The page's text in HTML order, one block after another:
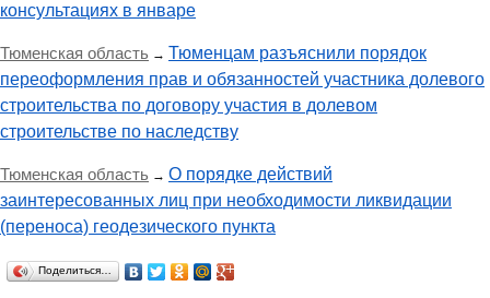
консультациях в январе
Тюменская область → Тюменцам разъяснили порядок
переоформления прав и обязанностей участника долевого
строительства по договору участия в долевом
строительстве по наследству
Тюменская область → О порядке действий
заинтересованных лиц при необходимости ликвидации
(переноса) геодезического пункта
Поделиться…